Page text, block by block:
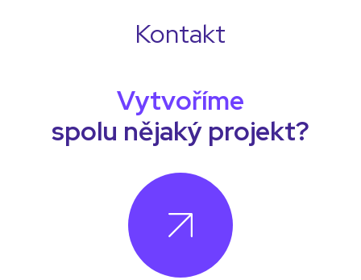
Kontakt
Vytvoříme
spolu nějaký projekt?